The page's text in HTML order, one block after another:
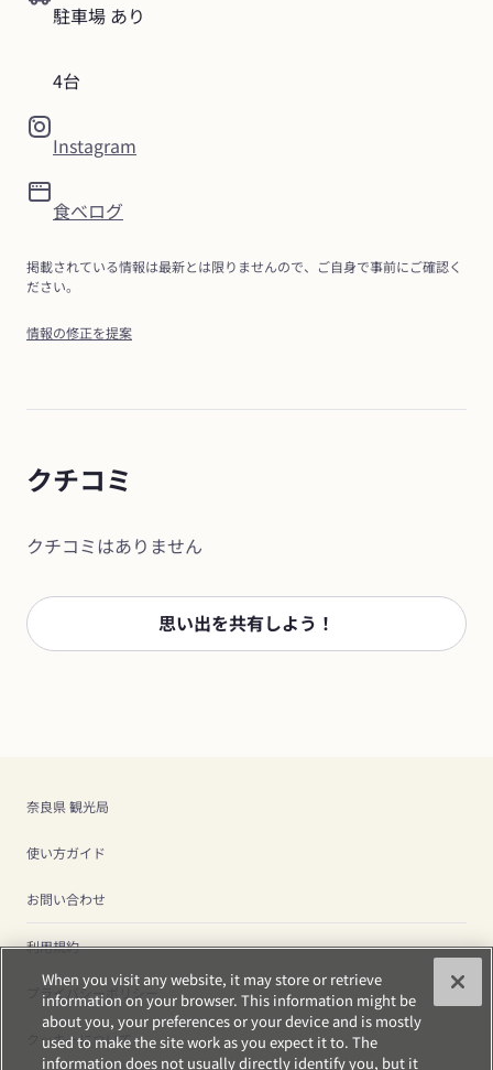
駐車場 あり
4台
Instagram
食べログ
掲載されている情報は最新とは限りませんので、ご自身で事前にご確認く
ださい。
情報の修正を提案
クチコミ
クチコミはありません
思い出を共有しよう！
奈良県 観光局
使い方ガイド
お問い合わせ
利用規約
プライバシーポリシー
クッキーについて
When you visit any website, it may store or retrieve
information on your browser. This information might be
about you, your preferences or your device and is mostly
used to make the site work as you expect it to. The
information does not usually directly identify you, but it